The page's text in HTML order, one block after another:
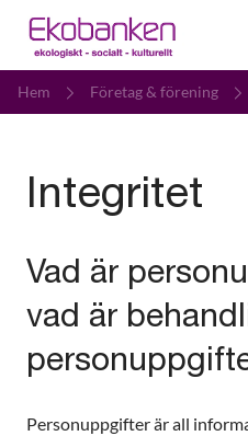
Hem Företag & förening
Integritet
Vad är
vad är
Personuppgifter är all